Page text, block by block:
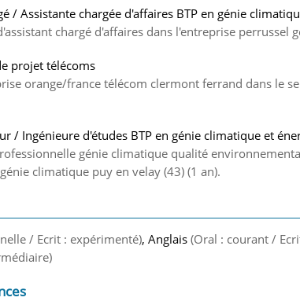
/ Assistante chargée d'affaires BTP en génie
chargé d'affaires dans l'entreprise perrussel
projet télécoms
orange/france télécom clermont ferrand dans le
/ Ingénieure d'études BTP en génie climatique et
génie climatique qualité
climatique puy en velay (43) (1 an).
/ Ecrit : expérimenté), Anglais (Oral : courant /